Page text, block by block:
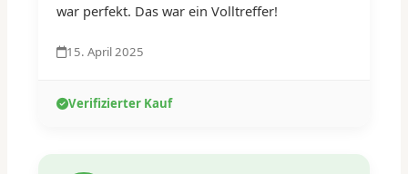
war perfekt. Das war ein Volltreffer!
15. April 2025
Verifizierter Kauf